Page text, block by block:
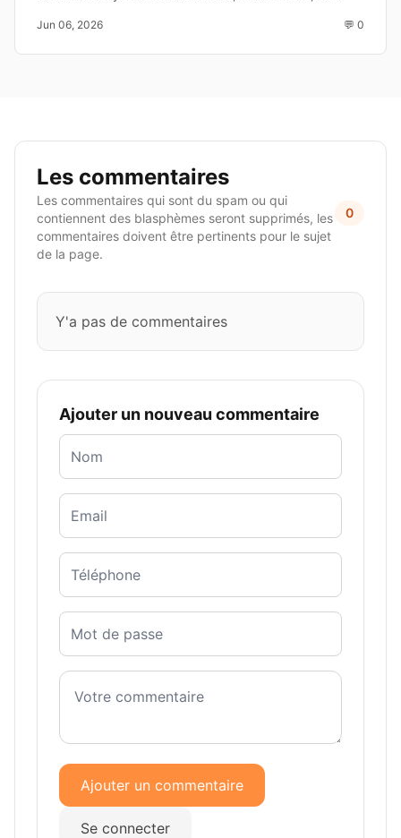
2026.
Jun 06, 2026 💬 0
Les commentaires
Les commentaires qui sont du spam ou qui
contiennent des blasphèmes seront supprimés, les
commentaires doivent être pertinents pour le sujet
de la page.
0
Y'a pas de commentaires
Ajouter un nouveau commentaire
Ajouter un commentaire
Se connecter